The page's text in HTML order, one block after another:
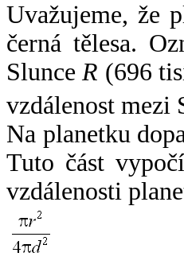
Uvažujeme, že
černá tělesa.
SlunceR (696
vzdálenost mezi
Na planetku
Tuto část
vzdálenosti